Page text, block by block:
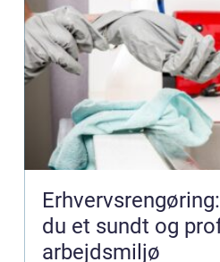
du et sundt og
arbejdsmiljø